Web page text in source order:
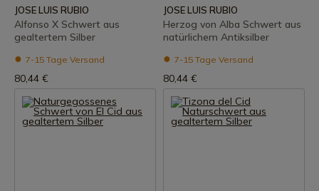
JOSE LUIS RUBIO
Alfonso X Schwert aus
gealtertem Silber
7-15 Tage Versand
80,44 €
JOSE LUIS RUBIO
Herzog von Alba Schwert aus
natürlichem Antiksilber
7-15 Tage Versand
80,44 €